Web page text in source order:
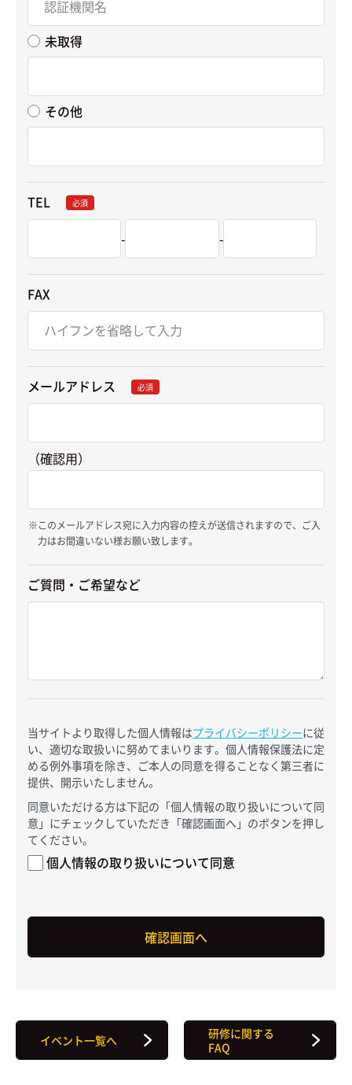
未取得
その他
TEL 必須
- -
FAX
メールアドレス 必須
（確認用）
このメールアドレス宛に入力内容の控えが送信されますので、ご入
力はお間違いない様お願い致します。
ご質問・ご希望など
当サイトより取得した個人情報はプライバシーポリシーに従
い、適切な取扱いに努めてまいります。個人情報保護法に定
める例外事項を除き、ご本人の同意を得ることなく第三者に
提供、開示いたしません。
同意いただける方は下記の「個人情報の取り扱いについて同
意」にチェックしていただき「確認画面へ」のボタンを押し
てください。
個人情報の取り扱いについて同意
イベント一覧へ
研修に関する
FAQ